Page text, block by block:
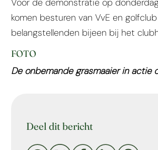
komen besturen van VvE en
belangstellenden bijeen bij het
FOTO
De onbemande grasmaaier in actie
Deel dit bericht